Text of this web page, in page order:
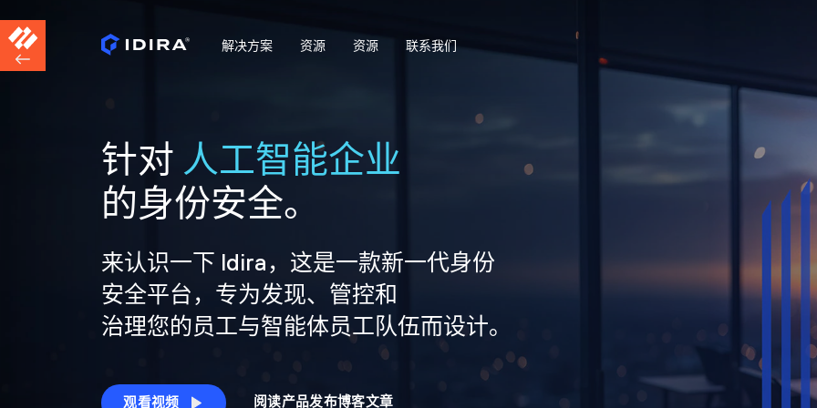
解决方案 资源 资源 联系我们
针对 人工智能企业
的身份安全。
来认识一下 Idira，这是一款新一代身份
安全平台，专为发现、管控和
治理您的员工与智能体员工队伍而设计。
观看视频 阅读产品发布博客文章